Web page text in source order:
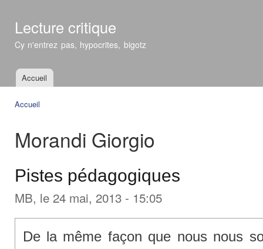
Lecture critique
Cy n'entrez pas, hypocrites, bigotz
Menu principal
Accueil
Accueil
Morandi Giorgio
Pistes pédagogiques
MB, le 24 mai, 2013 - 15:05
De la même façon que nous nous